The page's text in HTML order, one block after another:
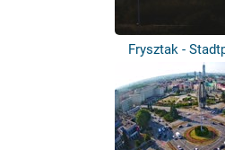
Frysztak -